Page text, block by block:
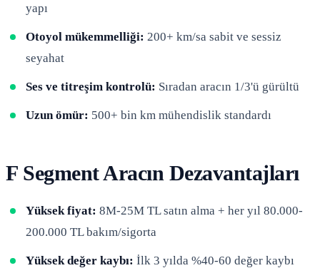
yapı
Otoyol mükemmelliği: 200+ km/sa sabit ve sessiz
seyahat
Ses ve titreşim kontrolü: Sıradan aracın 1/3'ü gürültü
Uzun ömür: 500+ bin km mühendislik standardı
F Segment Aracın Dezavantajları
Yüksek fiyat: 8M-25M TL satın alma + her yıl 80.000-
200.000 TL bakım/sigorta
Yüksek değer kaybı: İlk 3 yılda %40-60 değer kaybı